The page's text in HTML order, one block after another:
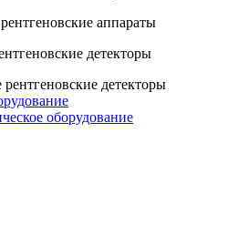
детекторы
оборудование